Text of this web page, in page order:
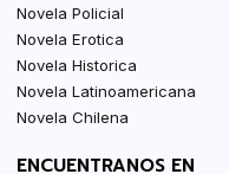
Novela Policial
Novela Erotica
Novela Historica
Novela Latinoamericana
Novela Chilena
ENCUENTRANOS EN